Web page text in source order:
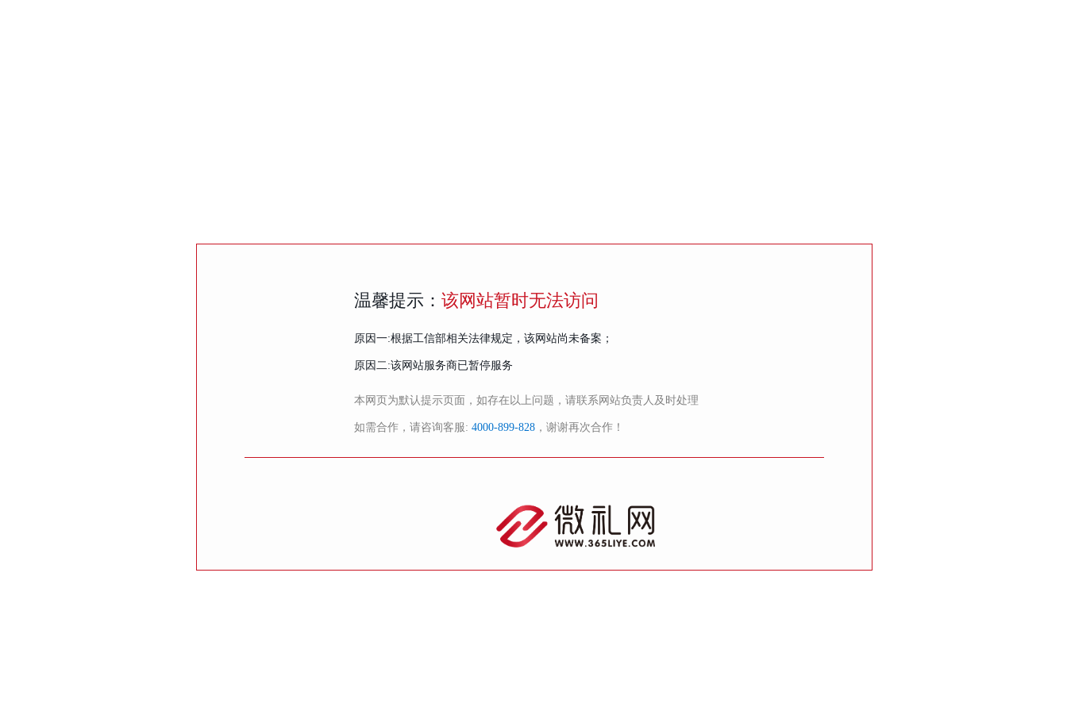
温馨提示： 该网站暂时无法访问
原因一:根据工信部相关法律规定，该网站尚未备案；
原因二:该网站服务商已暂停服务
本网页为默认提示页面，如存在以上问题，请联系网站负责人及时处理
如需合作，请咨询客服: 4000-899-828 ，谢谢再次合作！